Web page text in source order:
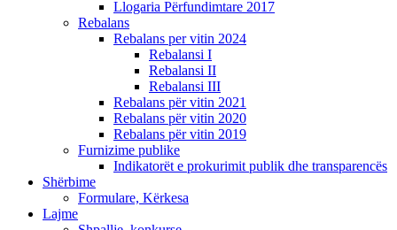
Llogaria Përfundimtare 2017
Rebalans
Rebalans per vitin 2024
Rebalansi I
Rebalansi II
Rebalansi III
Rebalans për vitin 2021
Rebalans për vitin 2020
Rebalans për vitin 2019
Furnizime publike
Indikatorët e prokurimit publik dhe transparencës
Shërbime
Formulare, Kërkesa
Lajme